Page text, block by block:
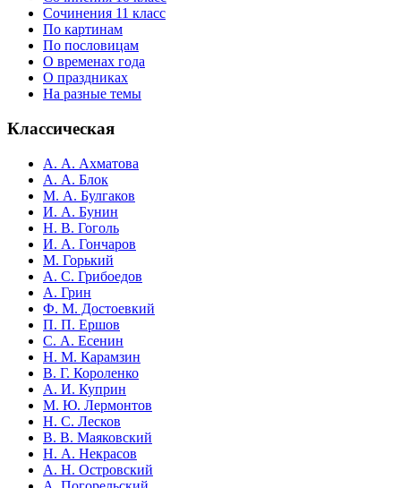
Сочинения 11 класс
По картинам
По пословицам
О временах года
О праздниках
На разные темы
Классическая
А. А. Ахматова
А. А. Блок
М. А. Булгаков
И. А. Бунин
Н. В. Гоголь
И. А. Гончаров
М. Горький
А. С. Грибоедов
А. Грин
Ф. М. Достоевкий
П. П. Ершов
С. А. Есенин
Н. М. Карамзин
В. Г. Короленко
А. И. Куприн
М. Ю. Лермонтов
Н. С. Лесков
В. В. Маяковский
Н. А. Некрасов
А. Н. Островский